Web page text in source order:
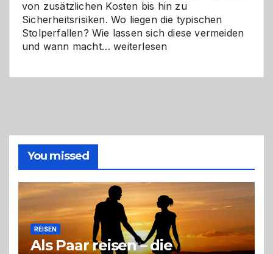
von zusätzlichen Kosten bis hin zu
Sicherheitsrisiken. Wo liegen die typischen
Stolperfallen? Wie lassen sich diese vermeiden
und wann macht…Selber
richtige
Entscheidung
weiterlesen
You missed
REISEN
Als Paar reisen – die